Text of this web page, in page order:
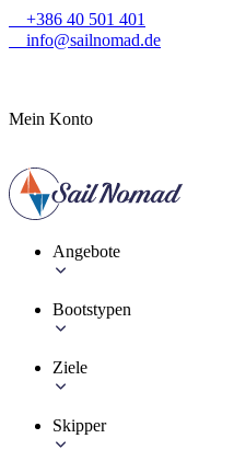
+386 40 501 401
info@sailnomad.de
Mein Konto
Angebote
Bootstypen
Ziele
Skipper